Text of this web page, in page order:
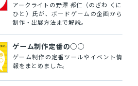
アークライトの野澤 邦仁（のざわ くに
ひと）氏が、ボードゲームの企画から
制作・出展方法まで解説。
ゲーム制作定番の○○
ゲーム制作の定番ツールやイベント情
報をまとめました。